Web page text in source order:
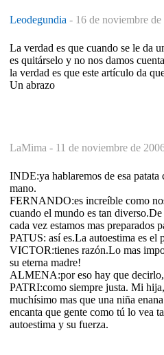
Leodegundia - 16 de noviembre
La verdad es que cuando se le da
es quitárselo y no nos damos
la verdad es que este artículo da
Un abrazo
LaMima - 11 de noviembre de
INDE:ya hablaremos de esa patata
mano.
FERNANDO:es increíble como
cuando el mundo es tan
cada vez estamos mas preparados
PATUS: así es.La autoestima es el
VICTOR:tienes razón.Lo mas
su eterna madre!
ALMENA:por eso hay que
PATRI:como siempre justa. Mi
muchísimo mas que una niña
encanta que gente como tú lo vea
autoestima y su fuerza.